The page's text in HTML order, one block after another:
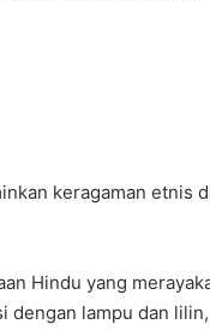
keragaman etnis
Hindu yang
dengan lampu dan